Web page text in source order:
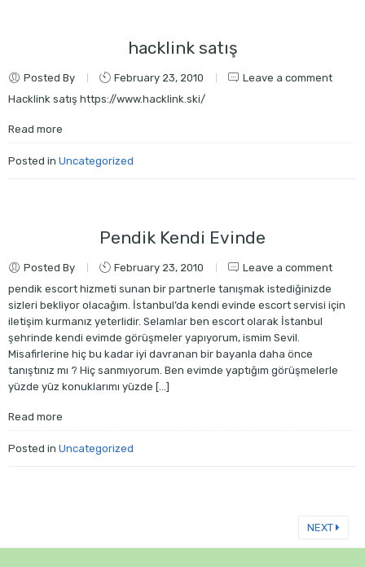
hacklink satış
Posted By February 23, 2010
Leave a comment
Hacklink satış https://www.hacklink.ski/
Read more
Posted in Uncategorized
Pendik Kendi Evinde
Posted By February 23, 2010
Leave a comment
pendik escort hizmeti sunan bir partnerle tanışmak istediğinizde
sizleri bekliyor olacağım. İstanbul’da kendi evinde escort servisi için
iletişim kurmanız yeterlidir. Selamlar ben escort olarak İstanbul
şehrinde kendi evimde görüşmeler yapıyorum, ismim Sevil.
Misafirlerine hiç bu kadar iyi davranan bir bayanla daha önce
tanıştınız mı ? Hiç sanmıyorum. Ben evimde yaptığım görüşmelerle
yüzde yüz konuklarımı yüzde […]
Read more
Posted in Uncategorized
NEXT